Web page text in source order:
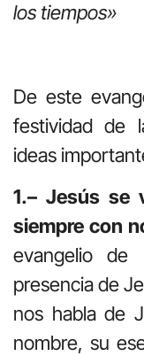
los tiempos»
De este
festividad de
ideas
1.– Jesús se
siempre con
evangelio de
presencia de
nos habla de
nombre, su